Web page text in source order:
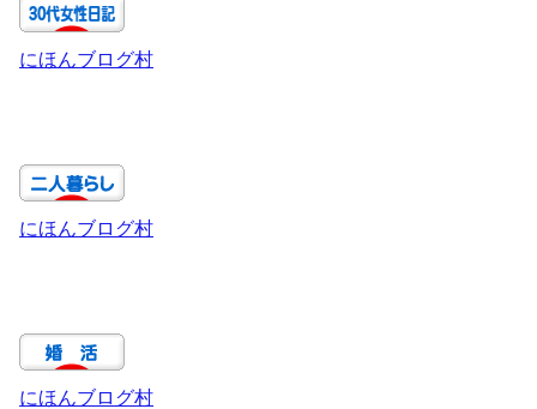
にほんブログ村
にほんブログ村
にほんブログ村